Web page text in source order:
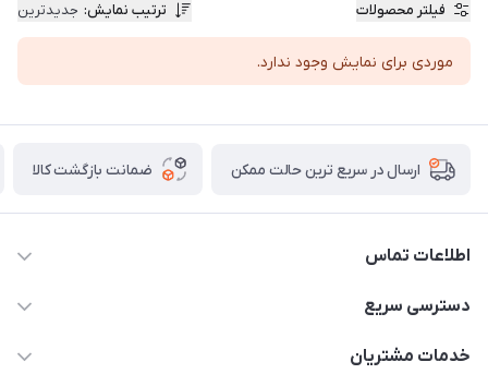
فیلتر محصولات ترتیب نمایش: جدیدترین
موردی برای نمایش وجود ندارد.
ارسال در سریع ترین حالت ممکن ضمانت بازگشت کالا
اطلاعات تماس
09387538030
دسترسی سریع
حساب کاربری
خدمات مشتریان